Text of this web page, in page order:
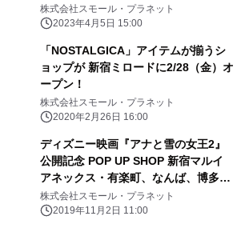
日、OPEN決定！！ 札幌PASEOの閉
館に伴い休業していたクレヨンしんち
寒イオンに引っ越しリニューアルオー
プンが決定！！ フォトスポットの設置
や札幌店限定アートを使った 限定商品
が盛りだくさん♪
株式会社スモール・プラネット
2023年4月5日 15:00
「NOSTALGICA」アイテムが揃うシ
ョップが 新宿ミロードに2/28（金）オ
ープン！
株式会社スモール・プラネット
2020年2月26日 16:00
ディズニー映画『アナと雪の女王2』
公開記念 POP UP SHOP 新宿マルイ
アネックス・有楽町、なんば、博多マ
ルイにて 11/3（日・祝）より期間限定
で順次オープン！
株式会社スモール・プラネット
2019年11月2日 11:00